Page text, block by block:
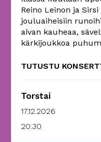
Reino Leinon ja
jouluaiheisiin
aivan kauheaa,
kärkijoukkoa
TUTUSTU
Torstai
17.12.2026
20:30